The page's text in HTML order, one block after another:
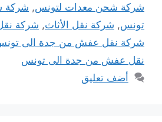
شركة شحن معدات لتونس, شركة
تونس, شركة نقل الأثاث, شركة
شركة نقل عفش من جدة الى
نقل عفش من جدة الى تونس
أضف تعليق